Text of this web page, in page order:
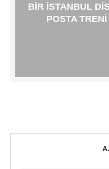
BIR İSTANBUL
POSTA